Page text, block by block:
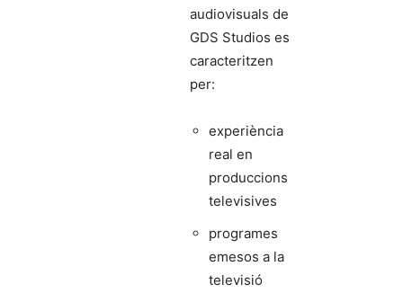
audiovisuals de
GDS Studios es
caracteritzen
per:
experiència
real en
produccions
televisives
programes
emesos a la
televisió